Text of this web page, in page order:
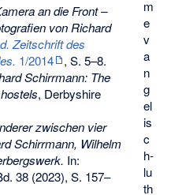
m
e
v
a
n
g
el
is
c
h-
lu
th
an die Front –
von Richard
Zeitschrift des
1/2014
, S. 5–8.
Schirrmann: The
, Derbyshire
zwischen vier
Schirrmann, Wilhelm
In:
38 (2023), S. 157–